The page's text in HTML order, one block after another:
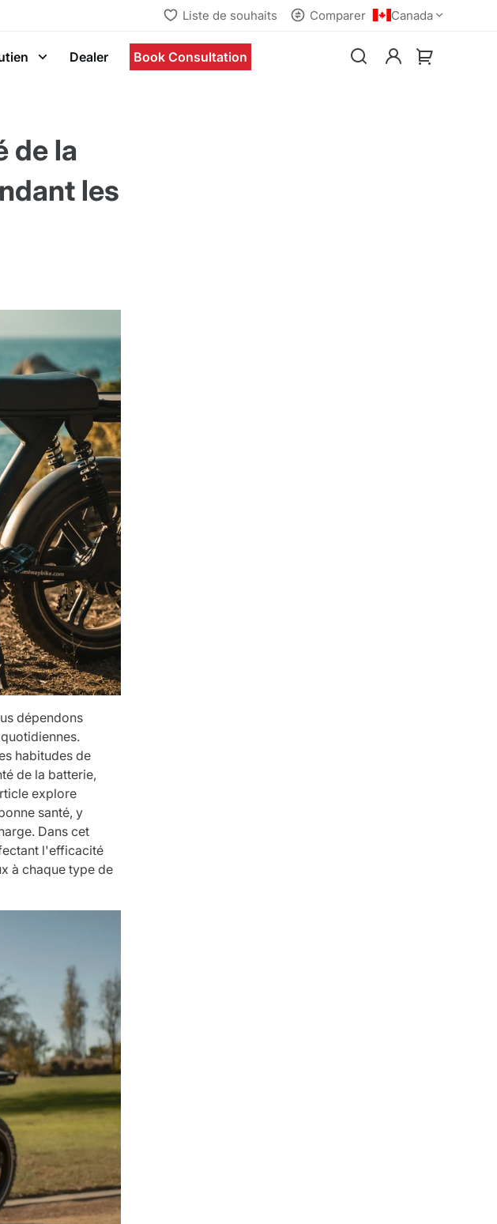
Liste de souhaits Comparer Canada
Dealer Book Consultation
de la
les
dépendons
habitudes de
de la batterie,
explore
santé, y
Dans cet
l'efficacité
à chaque type de